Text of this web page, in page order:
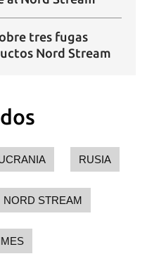
tres fugas
Nord Stream
RUSIA
NORD STREAM